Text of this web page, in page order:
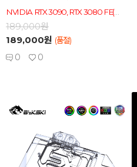
NVIDIA RTX 3090, RTX 3080 FE(파운더스 에디션) 전용 양면 워터블럭 세트
189,000원
189,000원 (품절)
0 0